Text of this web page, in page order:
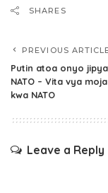
SHARES
PREVIOUS
Putin atoa onyo
NATO – Vita vya
kwa NATO
Leave a Reply